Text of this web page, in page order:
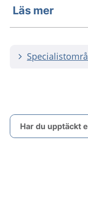
Läs mer
Har du upptäckt